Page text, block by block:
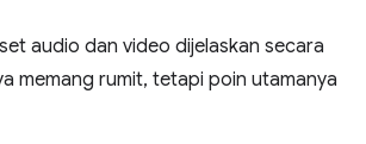
audio dan video dijelaskan secara
memang rumit, tetapi poin utamanya